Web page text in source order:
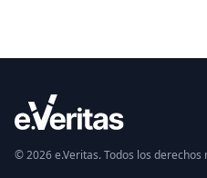
© 2026 e.Veritas. Todos los derechos